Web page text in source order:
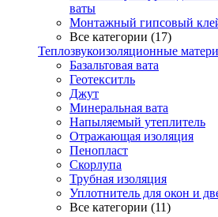
ваты
Монтажный гипсовый
Все категории (17)
Теплозвукоизоляционные
Базальтовая вата
Геотекситль
Джут
Минеральная вата
Напыляемый утеплитель
Отражающая изоляция
Пенопласт
Скорлупа
Трубная изоляция
Уплотнитель для окон и
Все категории (11)